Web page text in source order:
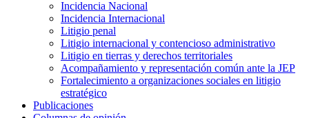
Incidencia Nacional
Incidencia Internacional
Litigio penal
Litigio internacional y contencioso administrativo
Litigio en tierras y derechos territoriales
Acompañamiento y representación común ante la JEP
Fortalecimiento a organizaciones sociales en litigio
estratégico
Publicaciones